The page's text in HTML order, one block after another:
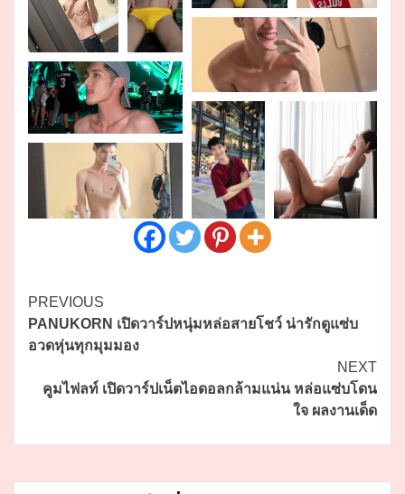
Continue
Reading
PREVIOUS
PANUKORN เปิดวาร์ปหนุ่มหล่อสายโชว์ น่ารักดูแซ่บ
อวดหุ่นทุกมุมมอง
NEXT
คูมไฟลท์ เปิดวาร์ปเน็ตไอดอลกล้ามแน่น หล่อแซ่บโดน
ใจ ผลงานเด็ด